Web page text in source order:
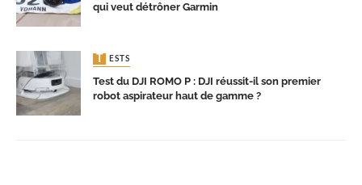
qui veut détrôner Garmin
TESTS
Test du DJI ROMO P : DJI réussit-il son premier
robot aspirateur haut de gamme ?